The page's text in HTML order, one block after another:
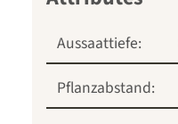
Aussaattiefe:
Pflanzabstand: